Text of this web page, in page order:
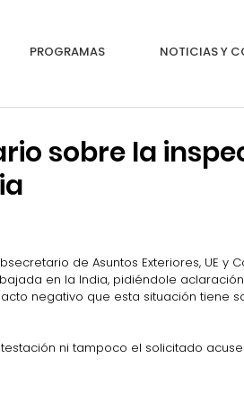
PROGRAMAS NOTICIAS Y
sobre la
de Asuntos Exteriores, UE y
en la India, pidiéndole
negativo que esta situación tiene
ni tampoco el solicitado